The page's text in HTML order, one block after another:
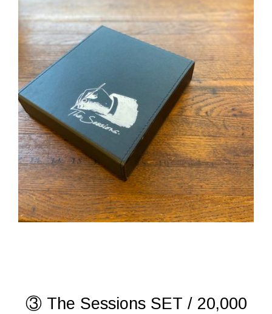
③ The Sessions SET / 20,000